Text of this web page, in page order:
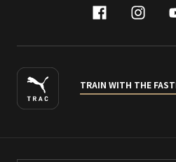
TRAIN WITH THE